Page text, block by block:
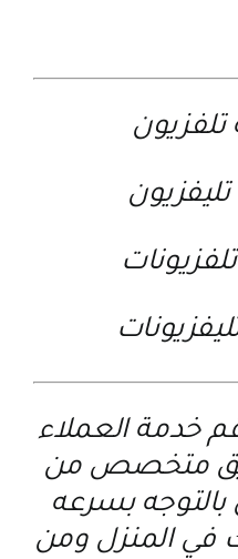
تلفزيون
خدمة العملاء
متخصص من
بسرعه
في المنزل ومن